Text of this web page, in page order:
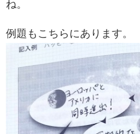
ね。
例題もこちらにあります。